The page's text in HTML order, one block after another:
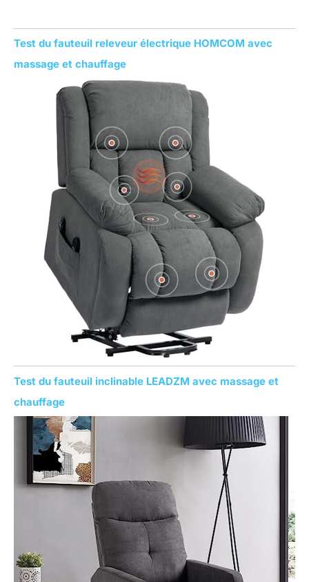
Test du fauteuil releveur électrique HOMCOM avec
massage et chauffage
Test du fauteuil inclinable LEADZM avec massage et
chauffage